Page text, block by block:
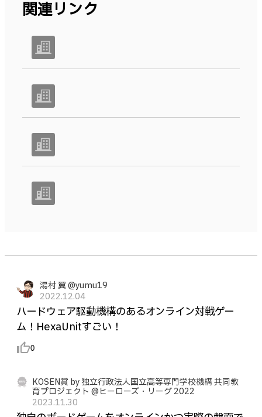
関連リンク
湯村 翼 @yumu19
2022.12.04
ハードウェア駆動機構のあるオンライン対戦ゲー
ム！HexaUnitすごい！
thumb_up_alt0
KOSEN賞 by 独立行政法人国立高等専門学校機構 共同教
育プロジェクト @ヒーローズ・リーグ 2022
2023.11.30